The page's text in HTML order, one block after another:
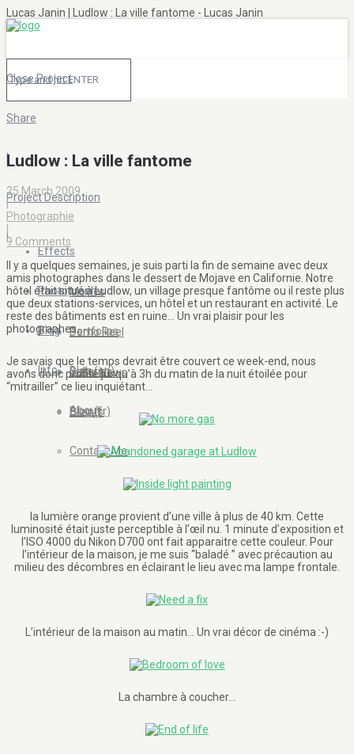
Lucas Janin | Ludlow : La ville fantome - Lucas Janin
Effects
Movies
Demo Reel
In the News
Photography
Portfolios
Galleries
Clients
Blog
Blog (en)
Blog (fr)
Info
About
Contact Me
Close Project
Share
|
Project Description
|
Ludlow : La ville fantome
25 March 2009
|
Photographie
9 Comments
Il y a quelques semaines, je suis parti la fin de semaine avec deux
amis photographes dans le dessert de Mojave en Californie. Notre
hôtel était situé à Ludlow, un village presque fantôme ou il reste plus
que deux stations-services, un hôtel et un restaurant en activité. Le
reste des bâtiments est en ruine… Un vrai plaisir pour les
photographes.
Je savais que le temps devrait être couvert ce week-end, nous
avons donc profité jusqu’à 3h du matin de la nuit étoilée pour
“mitrailler” ce lieu inquiétant…
la lumière orange provient d’une ville à plus de 40 km. Cette
luminosité était juste perceptible à l’œil nu. 1 minute d’exposition et
l’ISO 4000 du Nikon D700 ont fait apparaitre cette couleur. Pour
l’intérieur de la maison, je me suis “baladé ” avec précaution au
milieu des décombres en éclairant le lieu avec ma lampe frontale.
L’intérieur de la maison au matin… Un vrai décor de cinéma :-)
La chambre à coucher…